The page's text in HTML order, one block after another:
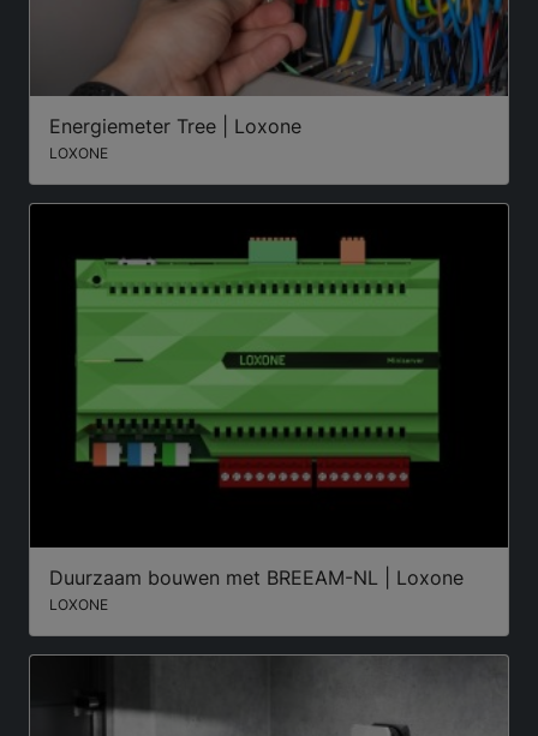
Energiemeter Tree | Loxone
LOXONE
Duurzaam bouwen met BREEAM-NL | Loxone
LOXONE